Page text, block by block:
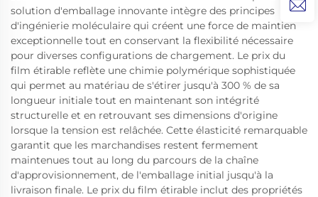
solution d'emballage innovante intègre des principes
d'ingénierie moléculaire qui créent une force de maintien
exceptionnelle tout en conservant la flexibilité nécessaire
pour diverses configurations de chargement. Le prix du
film étirable reflète une chimie polymérique sophistiquée
qui permet au matériau de s'étirer jusqu'à 300 % de sa
longueur initiale tout en maintenant son intégrité
structurelle et en retrouvant ses dimensions d'origine
lorsque la tension est relâchée. Cette élasticité remarquable
garantit que les marchandises restent fermement
maintenues tout au long du parcours de la chaîne
d'approvisionnement, de l'emballage initial jusqu'à la
livraison finale. Le prix du film étirable inclut des propriétés